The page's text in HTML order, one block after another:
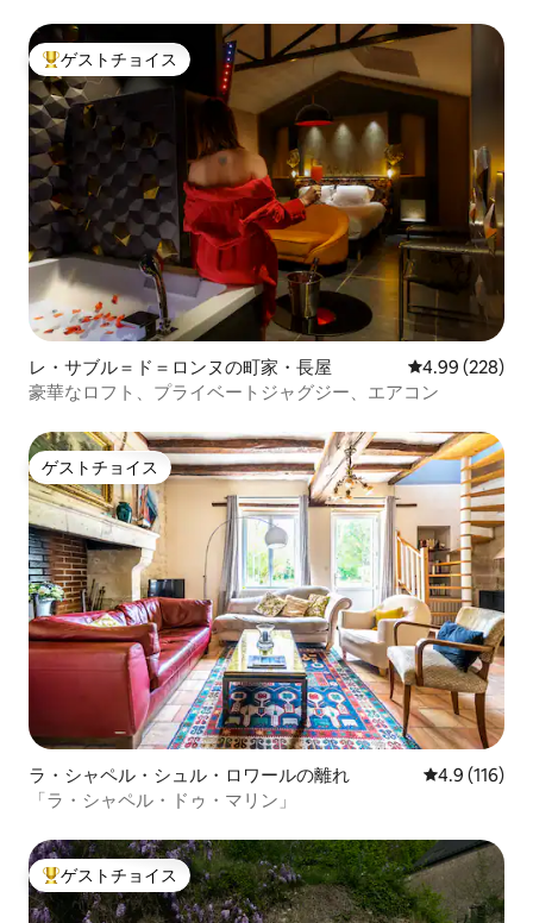
大好評のゲストチョイスです。
ゲストチョイス
レ・サブル＝ド＝ロンヌの町家・長屋 レビュー228
4.99 (228)
豪華なロフト、プライベートジャグジー、エアコン
ゲストチョイス
ゲストチョイス
ラ・シャペル・シュル・ロワールの離れ レビュー116
4.9 (116)
「ラ・シャペル・ドゥ・マリン」
大好評のゲストチョイスです。
ゲストチョイス